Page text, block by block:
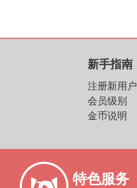
新手指南
注册新用户
会员级别
金币说明
特色服务